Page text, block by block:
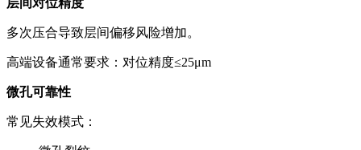
多次压合导致层间偏移风险增加。
高端设备通常要求：对位精度≤25μm
微孔可靠性
常见失效模式：